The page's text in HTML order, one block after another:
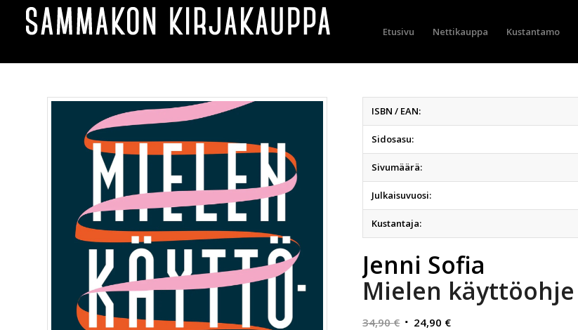
Etusivu Nettikauppa Kustantamo
ISBN / EAN:
Sidosasu:
Sivumäärä:
Julkaisuvuosi:
Kustantaja:
Jenni Sofia
Mielen käyttöohje
34,90€ Alkuperäinen
24,90 €Nykyinen